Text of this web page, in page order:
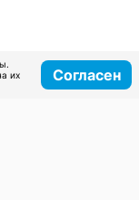
их
Согласен